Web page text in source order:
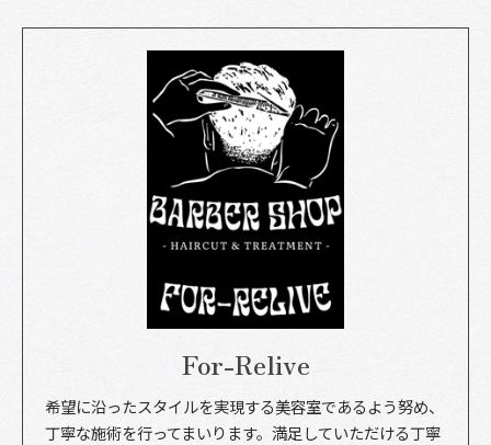
For-Relive
希望に沿ったスタイルを実現する美容室であるよう努め、
丁寧な施術を行ってまいります。満足していただける丁寧